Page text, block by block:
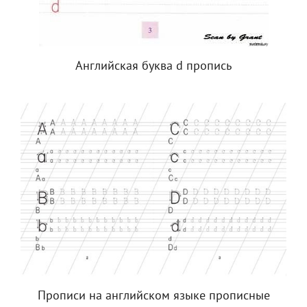
Английская буква d пропись
Прописи на английском языке прописные